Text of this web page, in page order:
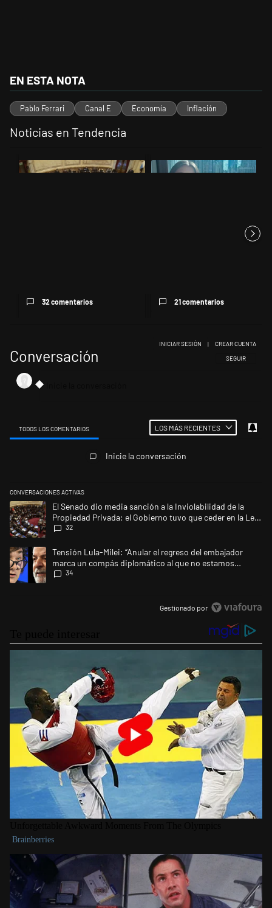
EN ESTA NOTA
Pablo Ferrari Canal E Economía Inflación
Noticias en Tendencia
Un artículo de tendencia con el título "El Senado dio media sanción
32 comentarios
Un artículo de tendencia con el
21 comentarios
Conversación SIGA ESTA
SEGUIR
INICIAR SESIÓN | CREAR CUENTA
TODOS LOS COMENTARIOS LOS MÁS RECIENTES
Inicie la conversación
CONVERSACIONES ACTIVAS
Este listado muestra los artículos con más comentarios en los últimos
Un artículo de tendencia con el título "El Senado dio media sanción a
El Senado dio media sanción a la Inviolabilidad de la
Propiedad Privada: el Gobierno tuvo que ceder en la Ley
del Manejo del Fuego
32
Un artículo de tendencia con el título "Tensión Lula-Milei: “Anular el
Tensión Lula-Milei: “Anular el regreso del embajador
marca un compás diplomático al que no estamos
acostumbrados"
34
Gestionado por